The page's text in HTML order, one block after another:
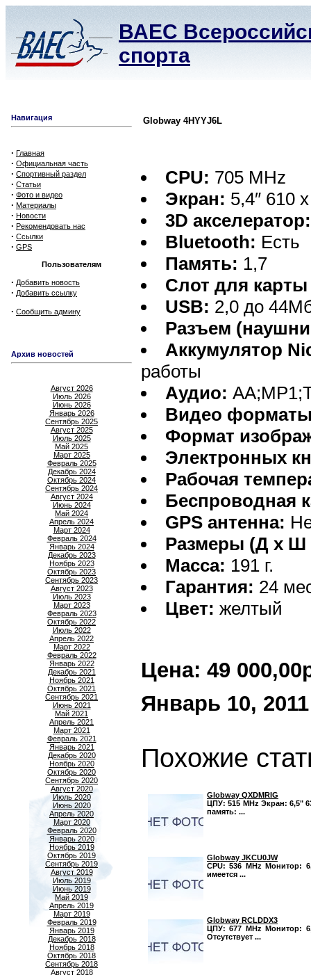
ВАЕС
спорта
Навигация
· Главная
· Официальная часть
· Спортивный раздел
· Статьи
· Фото и видео
· Материалы
· Новости
· Рекомендовать нас
· Ссылки
· GPS
Пользователям
· Добавить новость
· Добавить ссылку
· Сообщить админу
Архив новостей
Август 2026
Июль 2026
Июнь 2026
Январь 2026
Сентябрь 2025
Август 2025
Июль 2025
Май 2025
Март 2025
Февраль 2025
Декабрь 2024
Октябрь 2024
Сентябрь 2024
Август 2024
Июнь 2024
Май 2024
Апрель 2024
Март 2024
Февраль 2024
Январь 2024
Декабрь 2023
Ноябрь 2023
Октябрь 2023
Сентябрь 2023
Август 2023
Июль 2023
Март 2023
Февраль 2023
Октябрь 2022
Июль 2022
Апрель 2022
Март 2022
Февраль 2022
Январь 2022
Декабрь 2021
Ноябрь 2021
Октябрь 2021
Сентябрь 2021
Июнь 2021
Май 2021
Апрель 2021
Март 2021
Февраль 2021
Январь 2021
Декабрь 2020
Ноябрь 2020
Октябрь 2020
Сентябрь 2020
Август 2020
Июль 2020
Июнь 2020
Апрель 2020
Март 2020
Февраль 2020
Январь 2020
Ноябрь 2019
Октябрь 2019
Сентябрь 2019
Август 2019
Июль 2019
Июнь 2019
Май 2019
Апрель 2019
Март 2019
Февраль 2019
Январь 2019
Декабрь 2018
Ноябрь 2018
Октябрь 2018
Сентябрь 2018
Август 2018
Globway 4HYYJ6L
CPU: 705 MHz
Экран: 5,4″ 610
3D акселератор:
Bluetooth: Есть
Память: 1,7
Слот для
USB: 2,0 до
Разъем
Аккумулятор
работы
Аудио:
Видео
Формат
Электронных
Рабочая
Беспроводная
GPS антенна:
Размеры (Д х Ш
Масса: 191 г.
Гарантия: 24
Цвет: желтый
Цена: 49
Январь 10, 2011
Похожие
Globway QXDMRIG
ЦПУ: 515 MHz Экран: 6,5"
память: ...
Globway JKCU0JW
CPU: 536 MHz Монитор:
имеется ...
Globway RCLDDX3
ЦПУ: 677 MHz Монитор:
Отсутствует ...